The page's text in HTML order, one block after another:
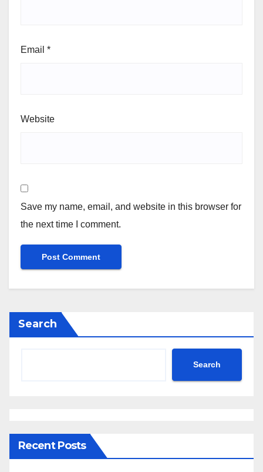
Email *
Website
Save my name, email, and website in this browser for
the next time I comment.
Search
Search
Recent Posts